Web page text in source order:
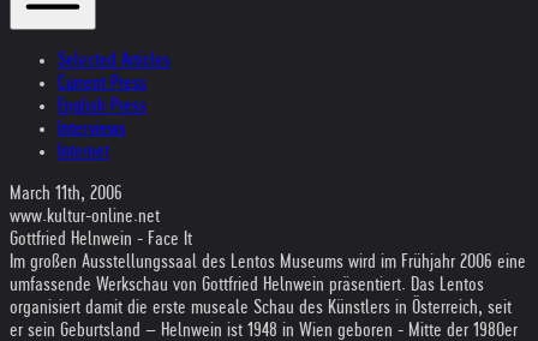
Selected Articles
Current Press
English Press
Interviews
Internet
March 11th, 2006
www.kultur-online.net
Gottfried Helnwein - Face It
Im großen Ausstellungssaal des Lentos Museums wird im Frühjahr 2006 eine
umfassende Werkschau von Gottfried Helnwein präsentiert. Das Lentos
organisiert damit die erste museale Schau des Künstlers in Österreich, seit
er sein Geburtsland – Helnwein ist 1948 in Wien geboren - Mitte der 1980er